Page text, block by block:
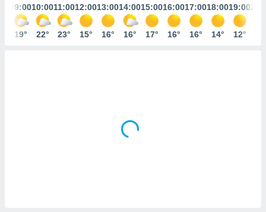
des
ACCEPTER
09:00
19°
10:00
22°
11:00
23°
12:00
15°
13:00
16°
14:00
16°
15:00
17°
16:00
16°
17:00
16°
18:00
14°
19:00
12°